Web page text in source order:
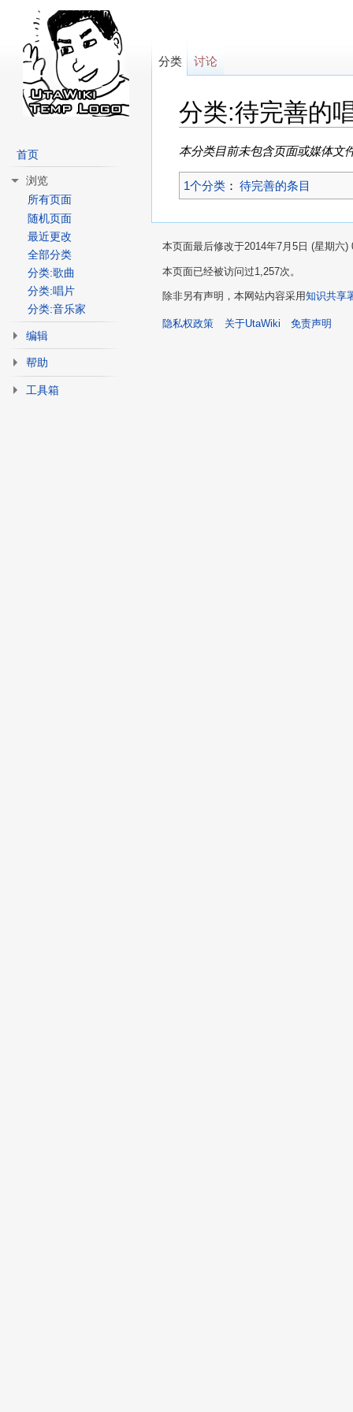
分类:待完善的
本分类目前未包含页面或媒体文
1个分类： 待完善的条目
分类 讨论
首页
浏览
所有页面
随机页面
最近更改
全部分类
分类:歌曲
分类:唱片
分类:音乐家
编辑
帮助
工具箱
本页面最后修改于2014年7月5日 (星期六)
本页面已经被访问过1,257次。
除非另有声明，本网站内容采用知识共享
隐私权政策 关于UtaWiki 免责声明